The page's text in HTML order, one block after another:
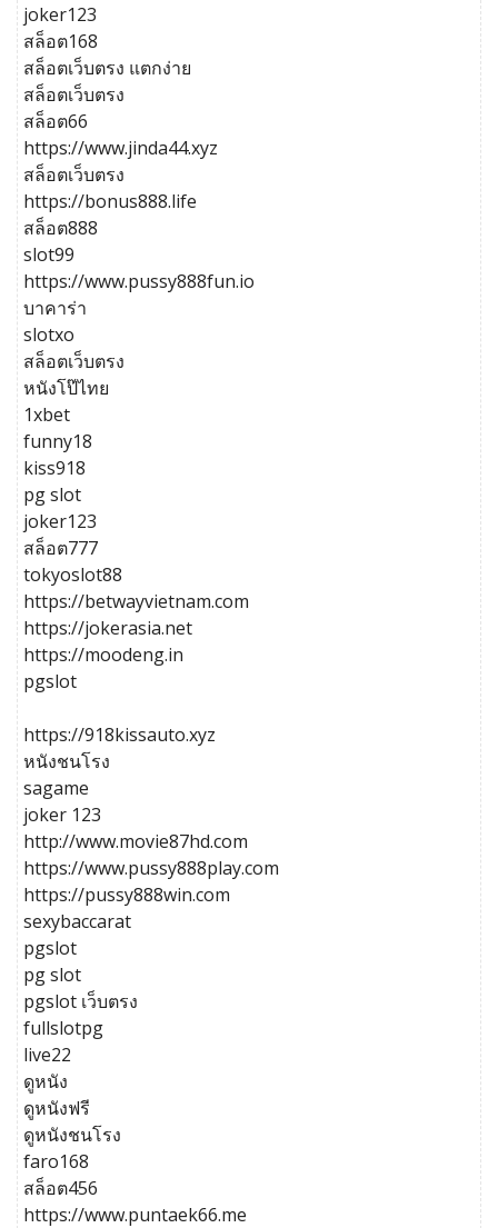
joker123
สล็อต168
สล็อตเว็บตรง แตกง่าย
สล็อตเว็บตรง
สล็อต66
https://www.jinda44.xyz
สล็อตเว็บตรง
https://bonus888.life
สล็อต888
slot99
https://www.pussy888fun.io
บาคาร่า
slotxo
สล็อตเว็บตรง
หนังโป๊ไทย
1xbet
funny18
kiss918
pg slot
joker123
สล็อต777
tokyoslot88
https://betwayvietnam.com
https://jokerasia.net
https://moodeng.in
pgslot
https://918kissauto.xyz
หนังชนโรง
sagame
joker 123
http://www.movie87hd.com
https://www.pussy888play.com
https://pussy888win.com
sexybaccarat
pgslot
pg slot
pgslot เว็บตรง
fullslotpg
live22
ดูหนัง
ดูหนังฟรี
ดูหนังชนโรง
faro168
สล็อต456
https://www.puntaek66.me